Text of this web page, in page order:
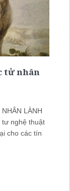
tử nhân
LÀNH
tư nghệ thuật
cho các tín